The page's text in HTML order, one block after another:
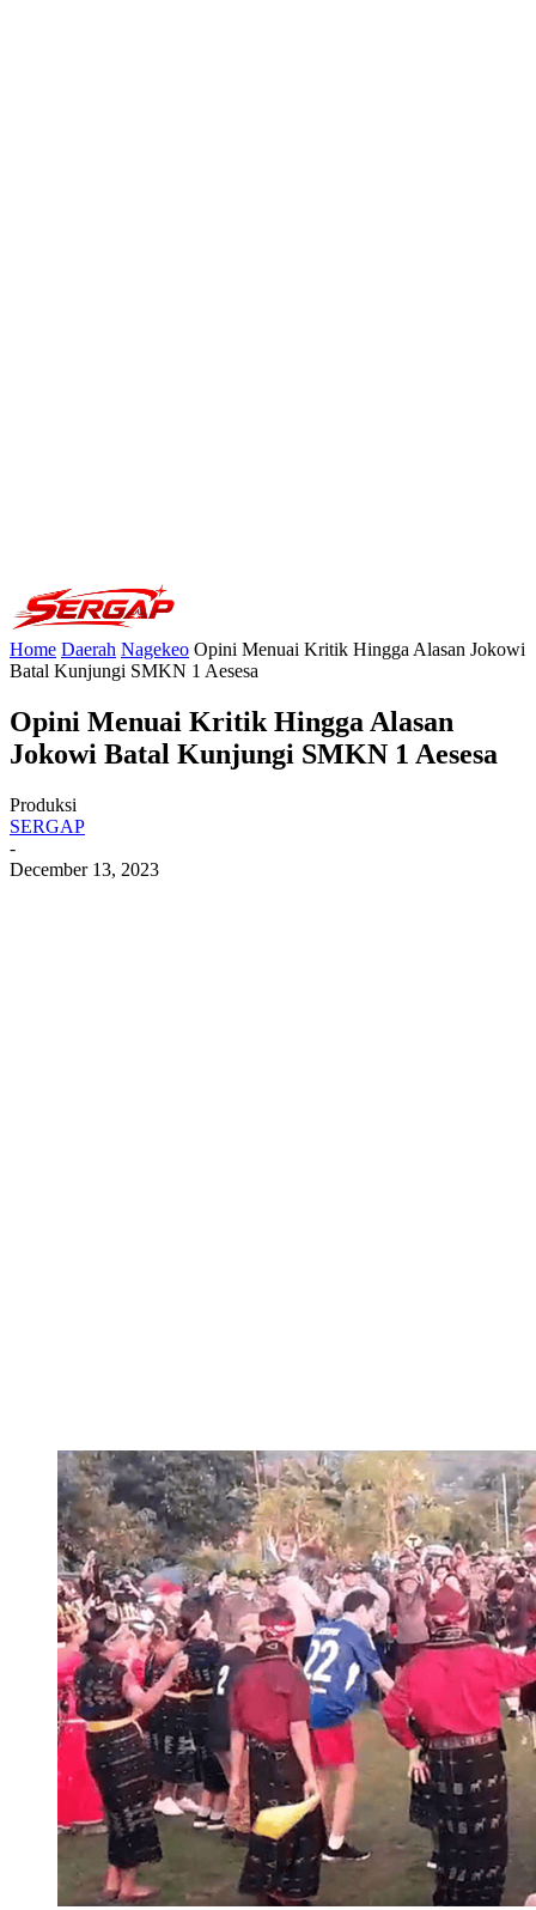
Home Daerah Nagekeo Opini Menuai Kritik Hingga Alasan Jokowi
Batal Kunjungi SMKN 1 Aesesa
Opini Menuai Kritik Hingga Alasan
Jokowi Batal Kunjungi SMKN 1 Aesesa
Produksi
SERGAP
-
December 13, 2023